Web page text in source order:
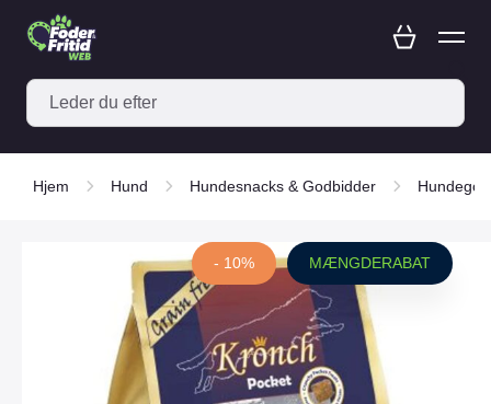
Hjem Hund Hundesnacks & Godbidder
- 10% MÆNGDERABAT